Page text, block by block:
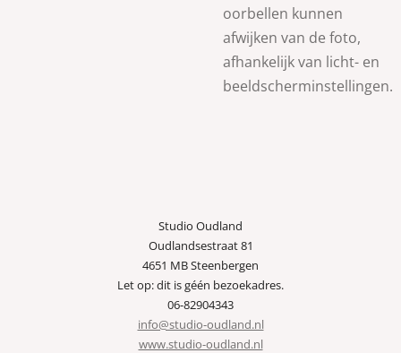
oorbellen kunnen
afwijken van de foto,
afhankelijk van licht- en
beeldscherminstellingen.
Studio Oudland
Oudlandsestraat 81
4651 MB Steenbergen
Let op: dit is géén bezoekadres.
06-82904343
info@studio-oudland.nl
www.studio-oudland.nl